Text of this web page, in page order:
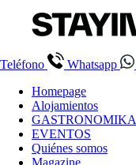
Teléfono Whatsapp
Homepage
Alojamientos
GASTRONOMIKA
EVENTOS
Quiénes somos
Magazine